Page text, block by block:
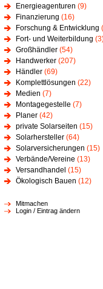
Energieagenturen (9)
Finanzierung (16)
Forschung & Entwicklung
Fort- und Weiterbildung
Großhändler (54)
Handwerker (207)
Händler (69)
Komplettlösungen (22)
Medien (7)
Montagegestelle (7)
Planer (42)
private Solarseiten (15)
Solarhersteller (64)
Solarversicherungen (15)
Verbände/Vereine (13)
Versandhandel (15)
Ökologisch Bauen (12)
Mitmachen
Login / Eintrag ändern